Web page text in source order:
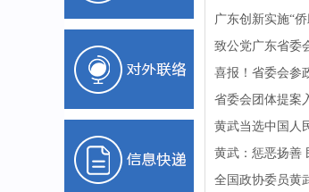
致公党广东省委
喜报！省委会参
省委会团体提案
黄武当选中国人
黄武：惩恶扬善
全国政协委员黄
致力为公守初心 侨海报国担使